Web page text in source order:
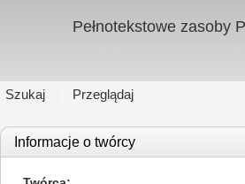
Pełnotekstowe zasoby
Szukaj Przeglądaj
Informacje o twórcy